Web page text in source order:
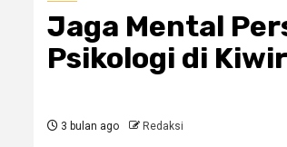
Jaga Mental
Psikologi di
3 bulan ago Redaksi